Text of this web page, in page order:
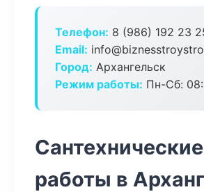
Телефон: 8 (986) 192 23
Email:
Город: Архангельск
Режим работы: Пн-Сб:
Сантехнические
работы в